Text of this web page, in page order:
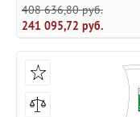
408 636,80 руб.
241 095,72 руб.